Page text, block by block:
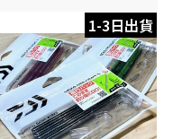
1-3日出貨